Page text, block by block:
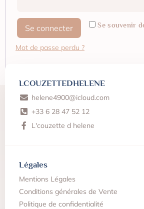
Se souvenir
Se connecter
Mot de passe perdu ?
LCOUZETTEDHELENE
helene4900@icloud.com
‪+33 6 28 47 52 12
L'couzette d helene
Légales
Mentions Légales
Conditions générales de Vente
Politique de confidentialité